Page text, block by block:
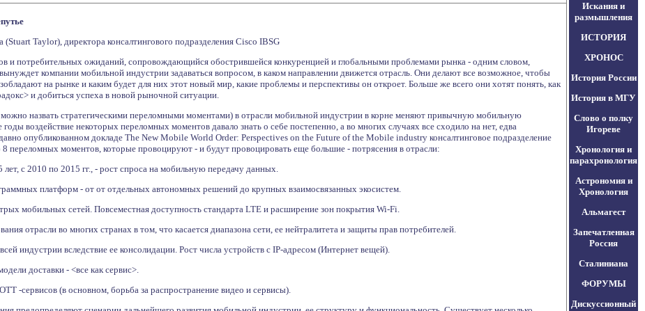
Taylor), директора консалтингового подразделения Cisco IBSG
и потребительных ожиданий, сопровождающийся обострившейся конкуренцией и глобальными проблемами рынка - одним словом,
компании мобильной индустрии задаваться вопросом, в каком направлении движется отрасль. Они делают все возможное, чтобы
на рынке и каким будет для них этот новый мир, какие проблемы и перспективы он откроет. Больше же всего они хотят понять, как
и добиться успеха в новой рыночной ситуации.
назвать стратегическими переломными моментами) в отрасли мобильной индустрии в корне меняют привычную мобильную
годы воздействие некоторых переломных моментов давало знать о себе постепенно, а во многих случаях все сходило на нет, едва
опубликованном докладе The New Mobile World Order: Perspectives on the Future of the Mobile industry консалтинговое подразделение
8 переломных моментов, которые провоцируют - и будут провоцировать еще большие - потрясения в отрасли:
лет, с 2010 по 2015 гг., - рост спроса на мобильную передачу данных.
платформ - от от отдельных автономных решений до крупных взаимосвязанных экосистем.
мобильных сетей. Повсеместная доступность стандарта LTE и расширение зон покрытия Wi-Fi.
отрасли во многих странах в том, что касается диапазона сети, ее нейтралитета и защиты прав потребителей.
индустрии вследствие ее консолидации. Рост числа устройств с IP-адресом (Интернет вещей).
доставки - <все как сервис>.
-сервисов (в основном, борьба за распространение видео и сервисы).
Искания и
размышления
ИСТОРИЯ
ХРОНОС
История России
История в МГУ
Слово о полку
Игореве
Хронология и
парахронология
Астрономия и
Хронология
Альмагест
Запечатленная
Россия
Сталиниана
ФОРУМЫ
Дискуссионный